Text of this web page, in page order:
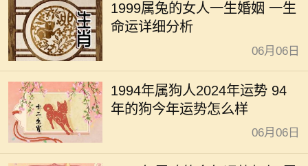
1999属兔的女人一生婚姻 一生
命运详细分析
06月06日
1994年属狗人2024年运势 94
年的狗今年运势怎么样
06月06日